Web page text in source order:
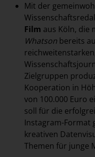
Mit der
Film aus Köln, die
Whatson bereits
Zielgruppen
Kooperation in
von 100.000 Euro
soll für die
Instagram-Format
kreativen
Themen für junge